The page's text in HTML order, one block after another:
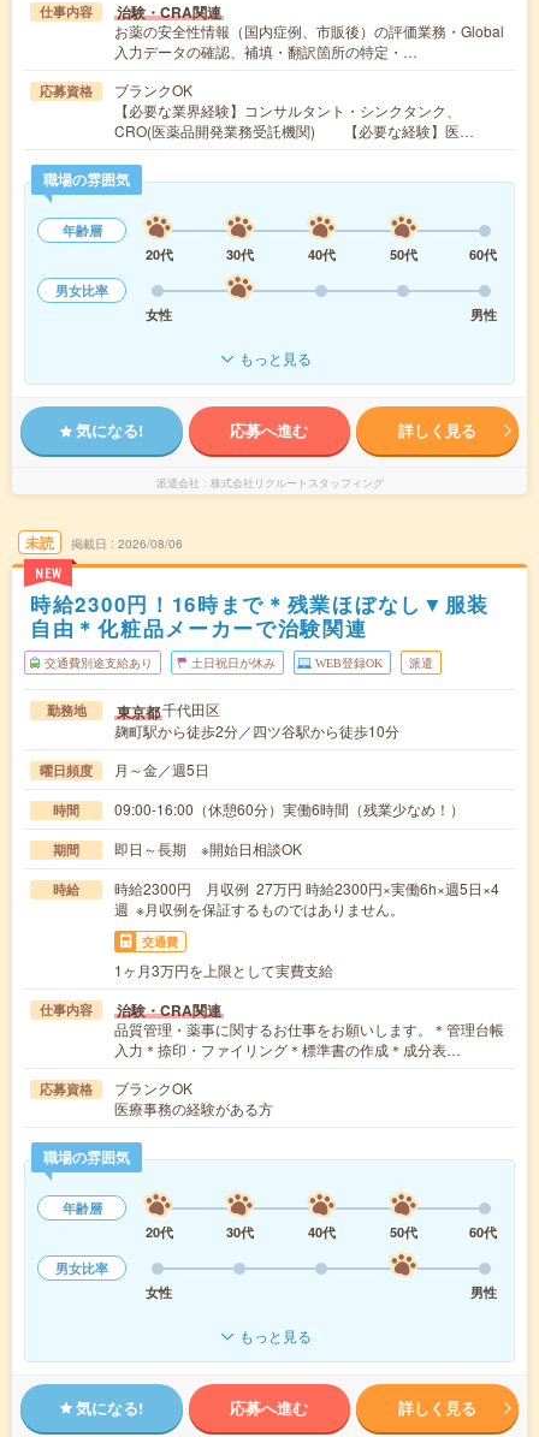
仕事内容 治験・CRA関連
お薬の安全性情報（国内症例、市販後）の評価業務・Global
入力データの確認、補填・翻訳箇所の特定・…
応募資格
ブランクOK
【必要な業界経験】コンサルタント・シンクタンク、
CRO(医薬品開発業務受託機関) 【必要な経験】医…
職場の雰囲気
年齢層
20代
30代 40代 50代
60代
男女比率
女性
男性
もっと見る
気になる! 応募へ進む 詳しく見る
派遣会社 株式会社リクルートスタッフィング
未読
NEW
掲載日 2026/08/06
時給2300円！16時まで＊残業ほぼなし▼服装
自由＊化粧品メーカーで治験関連
交通費別途支給あり 土日祝日が休み WEB登録OK 派遣
勤務地 東京都千代田区
麹町駅から徒歩2分／四ツ谷駅から徒歩10分
曜日頻度 月～金／週5日
時間 09:00-16:00（休憩60分）実働6時間（残業少なめ！）
期間 即日～長期 ※開始日相談OK
時給
時給2300円 月収例 27万円 時給2300円×実働6h×週5日×4
週 ※月収例を保証するものではありません。
交通費
1ヶ月3万円を上限として実費支給
仕事内容 治験・CRA関連
品質管理・薬事に関するお仕事をお願いします。＊管理台帳
入力＊捺印・ファイリング＊標準書の作成＊成分表…
応募資格
ブランクOK
医療事務の経験がある方
職場の雰囲気
年齢層
20代
30代 40代 50代
60代
男女比率
女性
男性
もっと見る
気になる! 応募へ進む 詳しく見る